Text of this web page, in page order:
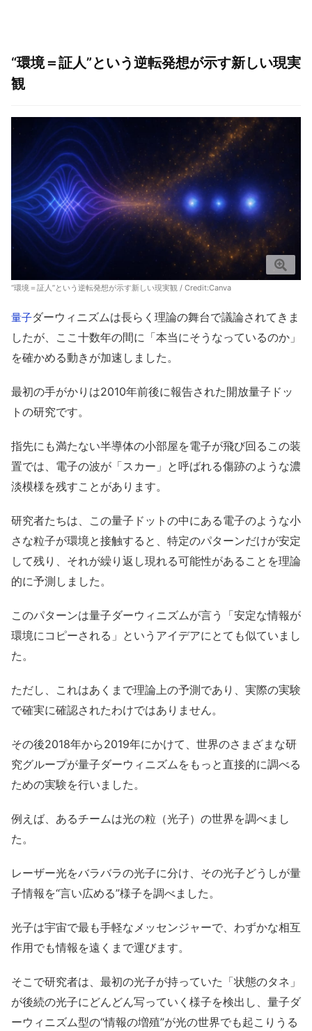
“環境＝証人”という逆転発想が示す新しい現実
観
“環境＝証人”という逆転発想が示す新しい現実観 / Credit:Canva
量子ダーウィニズムは長らく理論の舞台で議論されてきま
したが、ここ十数年の間に「本当にそうなっているのか」
を確かめる動きが加速しました。
最初の手がかりは2010年前後に報告された開放量子ドッ
トの研究です。
指先にも満たない半導体の小部屋を電子が飛び回るこの装
置では、電子の波が「スカー」と呼ばれる傷跡のような濃
淡模様を残すことがあります。
研究者たちは、この量子ドットの中にある電子のような小
さな粒子が環境と接触すると、特定のパターンだけが安定
して残り、それが繰り返し現れる可能性があることを理論
的に予測しました。
このパターンは量子ダーウィニズムが言う「安定な情報が
環境にコピーされる」というアイデアにとても似ていまし
た。
ただし、これはあくまで理論上の予測であり、実際の実験
で確実に確認されたわけではありません。
その後2018年から2019年にかけて、世界のさまざまな研
究グループが量子ダーウィニズムをもっと直接的に調べる
ための実験を行いました。
例えば、あるチームは光の粒（光子）の世界を調べまし
た。
レーザー光をバラバラの光子に分け、その光子どうしが量
子情報を“言い広める”様子を調べました。
光子は宇宙で最も手軽なメッセンジャーで、わずかな相互
作用でも情報を遠くまで運びます。
そこで研究者は、最初の光子が持っていた「状態のタネ」
が後続の光子にどんどん写っていく様子を検出し、量子ダ
ーウィニズム型の“情報の増殖”が光の世界でも起こりうる